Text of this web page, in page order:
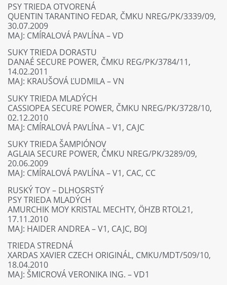
PSY TRIEDA OTVORENÁ
QUENTIN TARANTINO FEDAR, ČMKU NREG/PK/3339/09,
30.07.2009
MAJ: CMÍRALOVÁ PAVLÍNA – VD
SUKY TRIEDA DORASTU
DANAÉ SECURE POWER, ČMKU REG/PK/3784/11,
14.02.2011
MAJ: KRAUŠOVÁ ĽUDMILA – VN
SUKY TRIEDA MLADÝCH
CASSIOPEA SECURE POWER, ČMKU NREG/PK/3728/10,
02.12.2010
MAJ: CMÍRALOVÁ PAVLÍNA – V1, CAJC
SUKY TRIEDA ŠAMPIÓNOV
AGLAIA SECURE POWER, ČMKU NREG/PK/3289/09,
20.06.2009
MAJ: CMÍRALOVÁ PAVLÍNA – V1, CAC, CC
RUSKÝ TOY – DLHOSRSTÝ
PSY TRIEDA MLADÝCH
AMURCHIK MOY KRISTAL MECHTY, ÖHZB RTOL21,
17.11.2010
MAJ: HAIDER ANDREA – V1, CAJC, BOJ
TRIEDA STREDNÁ
XARDAS XAVIER CZECH ORIGINÁL, CMKU/MDT/509/10,
18.04.2010
MAJ: ŠMICROVÁ VERONIKA ING. – VD1